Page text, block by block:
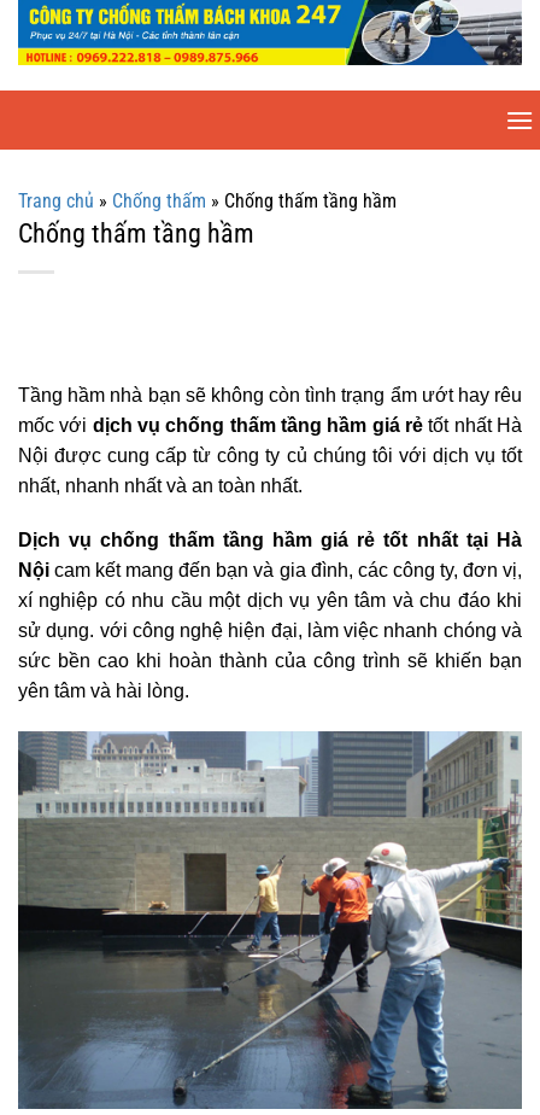
Chuyển
đến
Trang chủ » Chống thấm » Chống thấm tầng hầm
Chống thấm tầng hầm
Tầng hầm nhà bạn sẽ không còn tình trạng ẩm ướt hay rêu
mốc với dịch vụ chống thấm tầng hầm giá rẻ tốt nhất Hà
Nội được cung cấp từ công ty củ chúng tôi với dịch vụ tốt
nhất, nhanh nhất và an toàn nhất.
Dịch vụ chống thấm tầng hầm giá rẻ tốt nhất tại Hà
Nội cam kết mang đến bạn và gia đình, các công ty, đơn vị,
xí nghiệp có nhu cầu một dịch vụ yên tâm và chu đáo khi
sử dụng. với công nghệ hiện đại, làm việc nhanh chóng và
sức bền cao khi hoàn thành của công trình sẽ khiến bạn
yên tâm và hài lòng.